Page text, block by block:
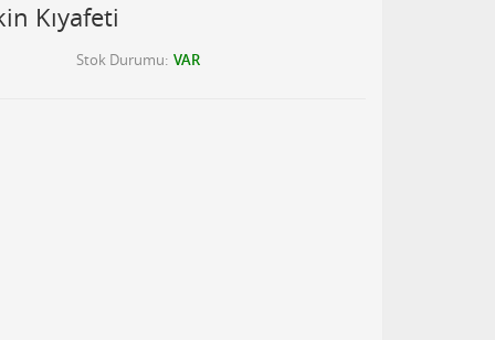
Kıyafeti
Stok Durumu VAR